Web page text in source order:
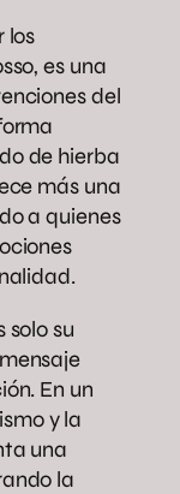
los
es una
del
de hierba
más una
a quienes
solo su
En un
y la
una
la